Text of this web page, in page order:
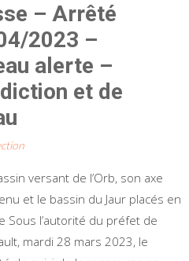
– Arrêté
2023 –
alerte –
et de
versant de l’Orb, son axe
et le bassin du Jaur placés en
Sous l’autorité du préfet de
mardi 28 mars 2023, le